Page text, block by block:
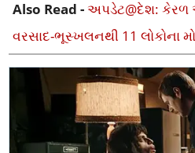
Also Read -અપડેટ@દેશ: કેરળ
વરસાદ-ભૂસ્ખલનથી 11 લોકોના